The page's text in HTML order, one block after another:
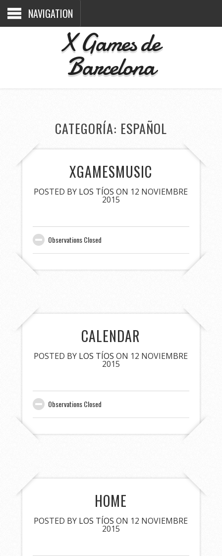
NAVIGATION
X Games de
Barcelona
CATEGORÍA: ESPAÑOL
XGAMESMUSIC
POSTED BY LOS TÍOS ON 12 NOVIEMBRE
2015
Observations Closed
CALENDAR
POSTED BY LOS TÍOS ON 12 NOVIEMBRE
2015
Observations Closed
HOME
POSTED BY LOS TÍOS ON 12 NOVIEMBRE
2015